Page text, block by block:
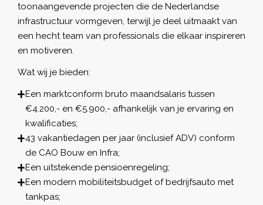
toonaangevende projecten die de Nederlandse
infrastructuur vormgeven, terwijl je deel uitmaakt van
een hecht team van professionals die elkaar inspireren
en motiveren.
Wat wij je bieden:
Een marktconform bruto maandsalaris tussen
€4.200,- en €5.900,- afhankelijk van je ervaring en
kwalificaties;
43 vakantiedagen per jaar (inclusief ADV) conform
de CAO Bouw en Infra;
Een uitstekende pensioenregeling;
Een modern mobiliteitsbudget of bedrijfsauto met
tankpas;